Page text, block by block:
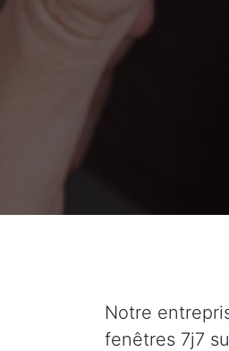
Notre
fenêtres 7j7